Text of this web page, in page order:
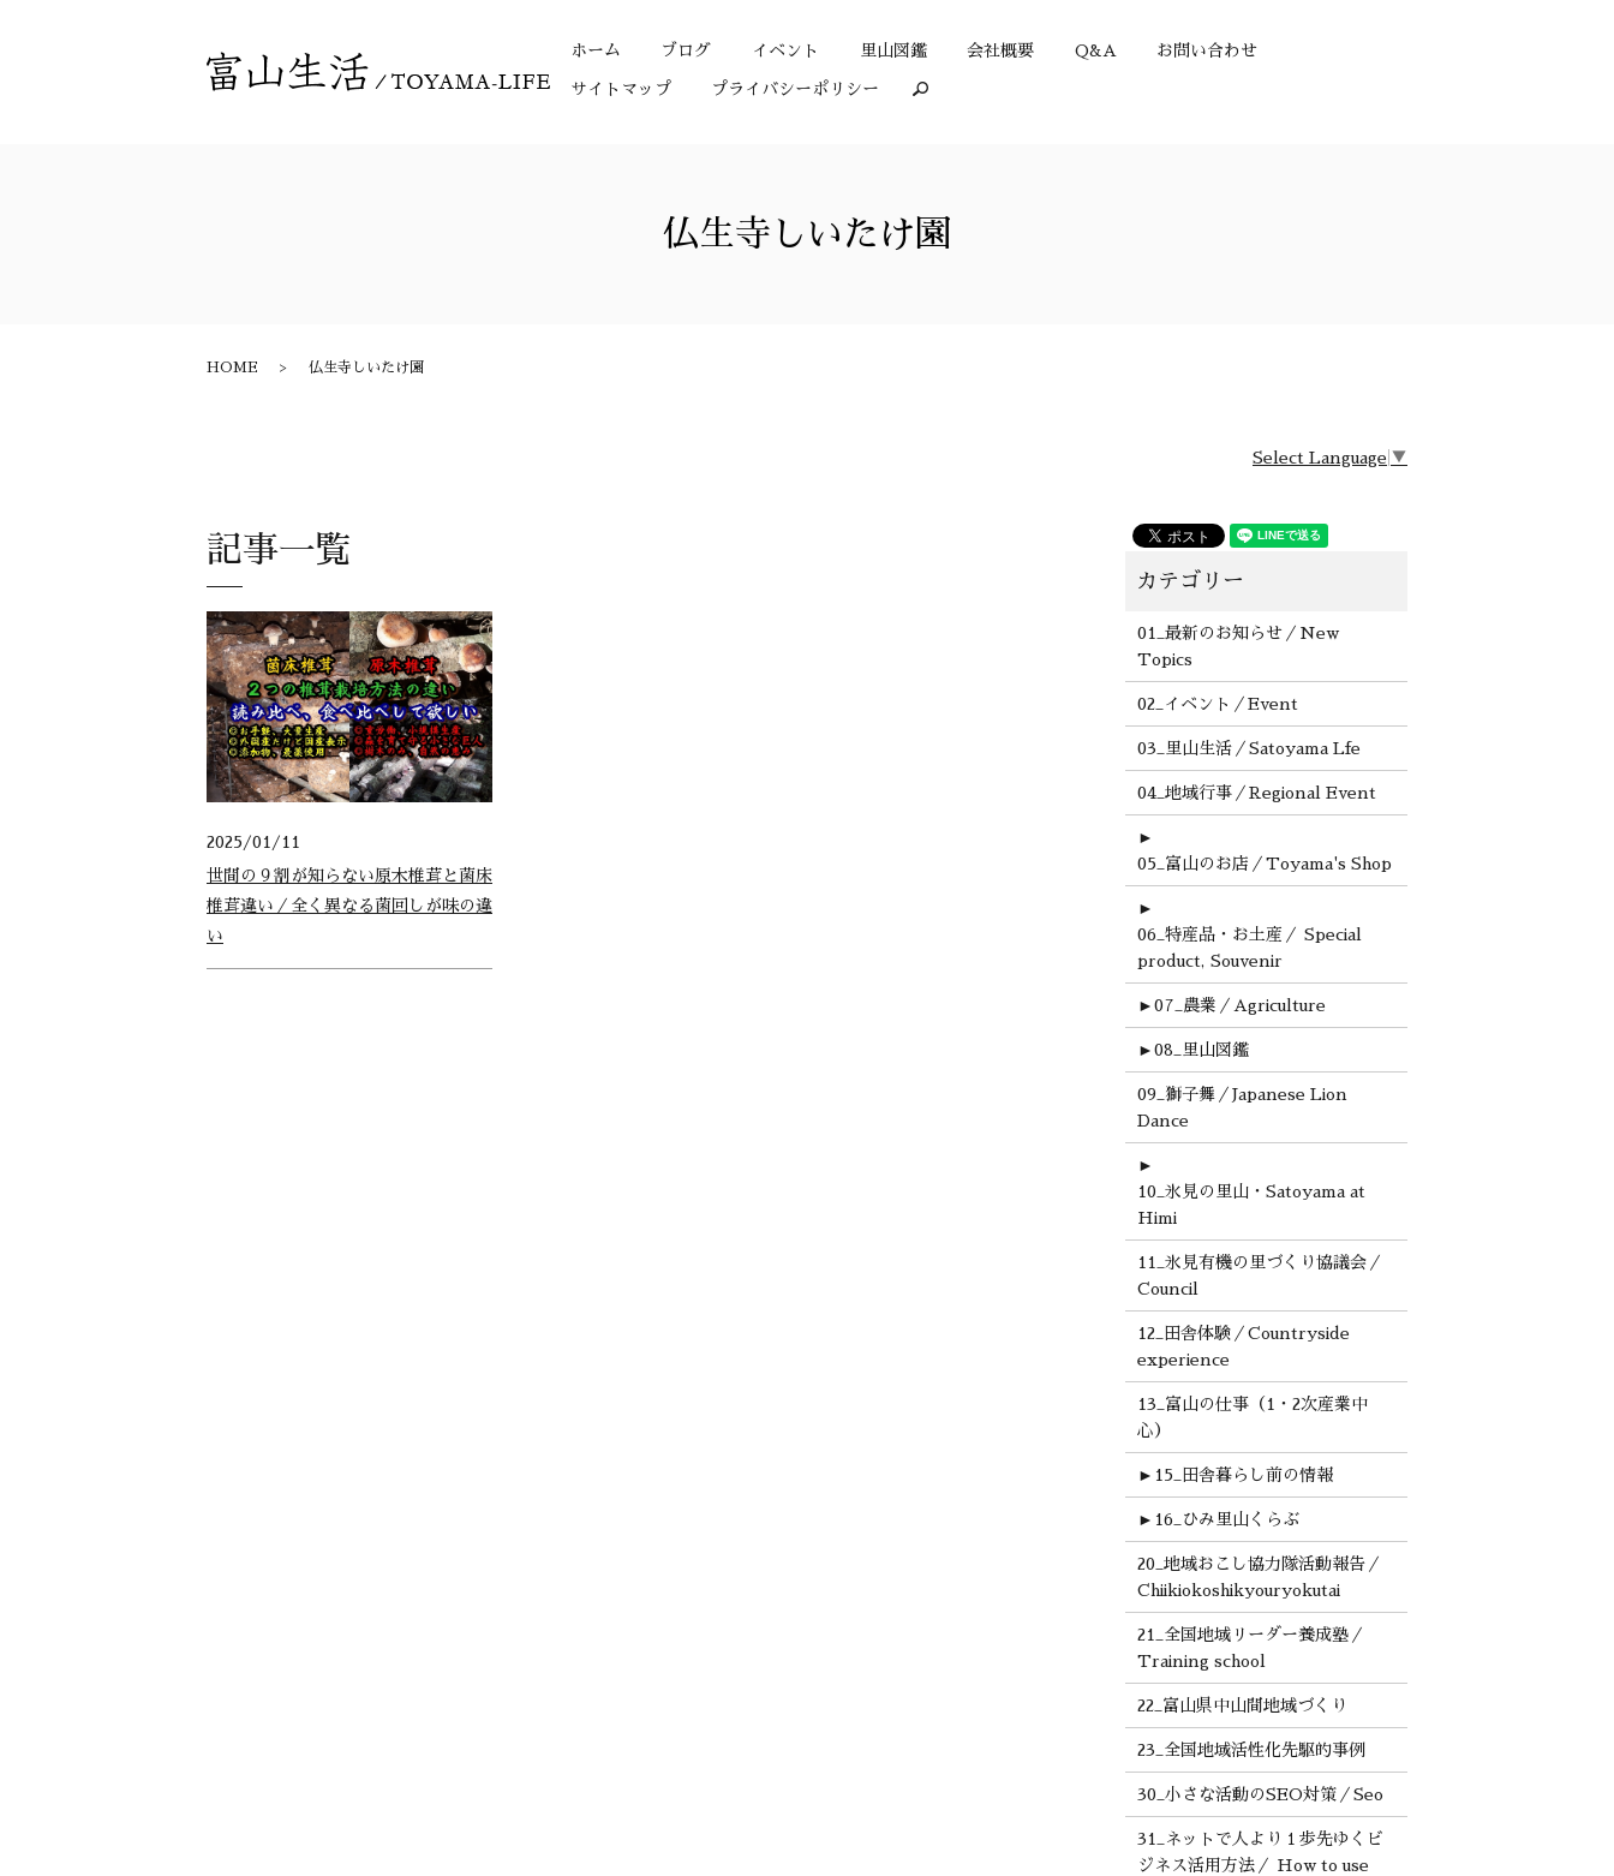
ホーム ブログ イベント 里山図鑑 会社概要 Q&A お問い合わせ
サイトマップ プライバシーポリシー search
仏生寺しいたけ園
HOME 仏生寺しいたけ園
Select Language ▼
記事一覧
2025/01/11
世間の９割が知らない原木椎茸と菌床
椎茸違い／全く異なる菌回しが味の違
い
01_最新のお知らせ／New
Topics
02_イベント／Event
03_里山生活／Satoyama Lfe
04_地域行事／Regional Event
►
05_富山のお店／Toyama's Shop
►
06_特産品・お土産／ Special
product, Souvenir
► 07_農業／Agriculture
► 08_里山図鑑
09_獅子舞／Japanese Lion
Dance
►
10_氷見の里山・Satoyama at
Himi
11_氷見有機の里づくり協議会／
Council
12_田舎体験／Countryside
experience
13_富山の仕事（1・2次産業中
心）
► 15_田舎暮らし前の情報
► 16_ひみ里山くらぶ
20_地域おこし協力隊活動報告／
Chiikiokoshikyouryokutai
21_全国地域リーダー養成塾／
Training school
22_富山県中山間地域づくり
23_全国地域活性化先駆的事例
30_小さな活動のSEO対策／Seo
31_ネットで人より１歩先ゆくビ
ジネス活用方法／ How to use